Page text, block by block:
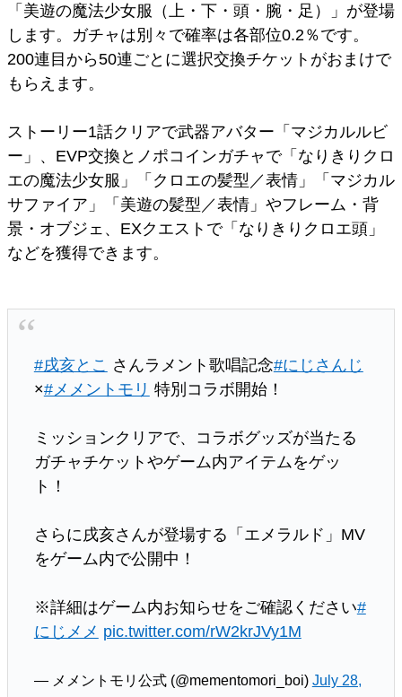
「美遊の魔法少女服（上・下・頭・腕・足）」が登場
します。ガチャは別々で確率は各部位0.2％です。
200連目から50連ごとに選択交換チケットがおまけで
もらえます。
ストーリー1話クリアで武器アバター「マジカルルビ
ー」、EVP交換とノポコインガチャで「なりきりクロ
エの魔法少女服」「クロエの髪型／表情」「マジカル
サファイア」「美遊の髪型／表情」やフレーム・背
景・オブジェ、EXクエストで「なりきりクロエ頭」
などを獲得できます。
#戌亥とこ さんラメント歌唱記念#にじさんじ
×#メメントモリ 特別コラボ開始！
ミッションクリアで、コラボグッズが当たる
ガチャチケットやゲーム内アイテムをゲッ
ト！
さらに戌亥さんが登場する「エメラルド」MV
をゲーム内で公開中！
※詳細はゲーム内お知らせをご確認ください#
にじメメ pic.twitter.com/rW2krJVy1M
— メメントモリ公式 (@mementomori_boi) July 28,